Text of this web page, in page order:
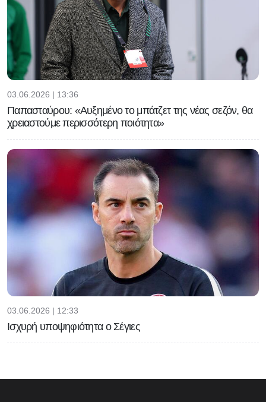
03.06.2026 | 13:36
Παπασταύρου: «Αυξημένο το μπάτζετ της νέας σεζόν, θα
χρειαστούμε περισσότερη ποιότητα»
03.06.2026 | 12:33
Ισχυρή υποψηφιότητα ο Σέγιες